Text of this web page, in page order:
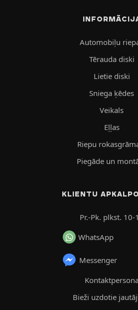
Automobiļu
Tērauda diski
Lietie diski
Sniega ķēdes
Veikals
Eļļas
Riepu
Piegāde un
KLIENTU
Pr.-Pk. plkst. 10-
WhatsApp
Messenger
Bieži uzdotie